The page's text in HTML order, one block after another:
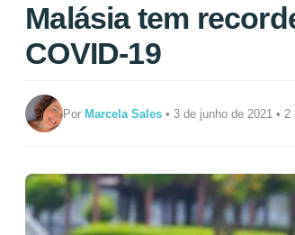
Malásia tem
COVID-19
PorMarcela Sales • 3 de junho de 2021 •